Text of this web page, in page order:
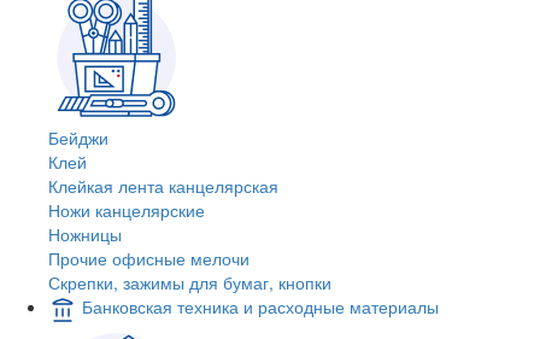
Бейджи
Клей
Клейкая лента канцелярская
Ножи канцелярские
Ножницы
Прочие офисные мелочи
Скрепки, зажимы для бумаг, кнопки
Банковская техника и расходные материалы